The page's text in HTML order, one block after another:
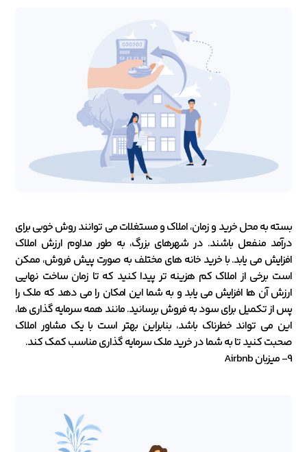
بسته به محل خرید و زمان، املاک و مستغلات می توانند روش خوبی برای
درآمد منفعل باشند. در شهرهای بزرگ، به طور مداوم ارزش املاک
افزایش می یابد. با خرید خانه های مختلف به صورت پیش فروش، ممکن
است برخی از املاک کم هزینه تر پیدا کنید که تا زمان ساخت نهایی
ارزش آن ها افزایش می یابد و به شما این امکان را می دهد که ملک را
پس از تکمیل برای سود به فروش برسانید. مانند همه سرمایه گذاری ها،
این می تواند خطرناک باشد، بنابراین بهتر است با یک مشاور املاک
صحبت کنید تا به شما در خرید ملک سرمایه گذاری مناسب کمک کند.
9- میزبان Airbnb